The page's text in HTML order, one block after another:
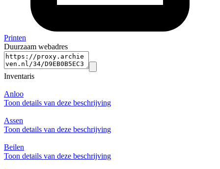
Printen
Duurzaam webadres
Inventaris
Anloo
Toon details van deze beschrijving
Assen
Toon details van deze beschrijving
Beilen
Toon details van deze beschrijving